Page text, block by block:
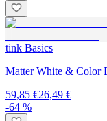
tink Basics
Matter White & Color
59,85 €26,49 €
-64 %